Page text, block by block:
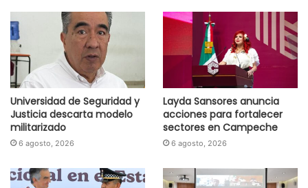
Universidad de Seguridad y
Justicia descarta modelo
militarizado
6 agosto, 2026
Layda Sansores anuncia
acciones para fortalecer
sectores en Campeche
6 agosto, 2026